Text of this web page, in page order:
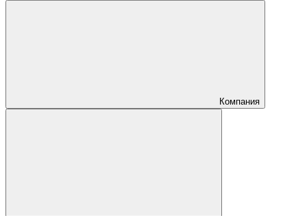
Компания